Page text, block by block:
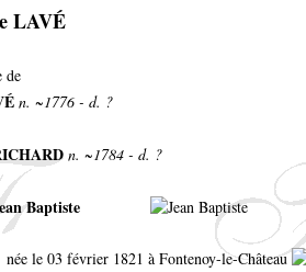
LAVÉ
de
n. ~1776 - d. ?
n. ~1784 - d. ?
Baptiste
née le 03 février 1821 à Fontenoy-le-Château